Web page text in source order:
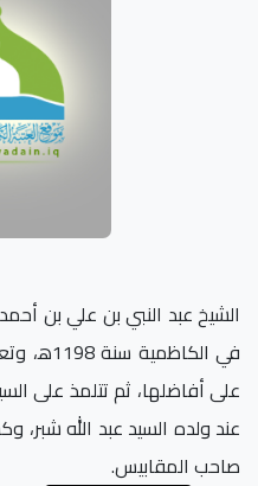
الشيخ عبد النبي بن علي بن
في
على أفاضلها، ثم تتلمذ على
عند ولده السيد عبد الله شبر،
صاحب المقابيس.